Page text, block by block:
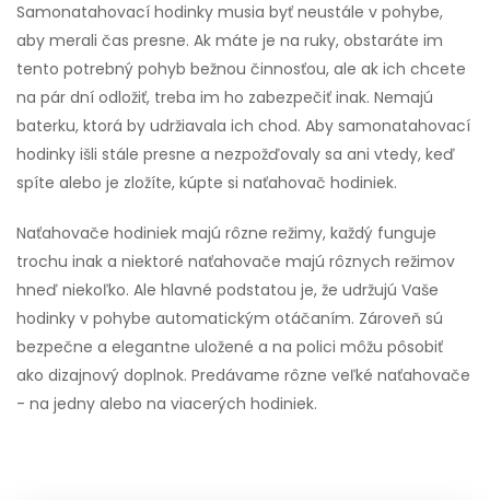
Samonatahovací hodinky musia byť neustále v pohybe,
aby merali čas presne. Ak máte je na ruky, obstaráte im
tento potrebný pohyb bežnou činnosťou, ale ak ich chcete
na pár dní odložiť, treba im ho zabezpečiť inak. Nemajú
baterku, ktorá by udržiavala ich chod. Aby samonatahovací
hodinky išli stále presne a nezpožďovaly sa ani vtedy, keď
spíte alebo je zložíte, kúpte si naťahovač hodiniek.
Naťahovače hodiniek majú rôzne režimy, každý funguje
trochu inak a niektoré naťahovače majú rôznych režimov
hneď niekoľko. Ale hlavné podstatou je, že udržujú Vaše
hodinky v pohybe automatickým otáčaním. Zároveň sú
bezpečne a elegantne uložené a na polici môžu pôsobiť
ako dizajnový doplnok. Predávame rôzne veľké naťahovače
- na jedny alebo na viacerých hodiniek.